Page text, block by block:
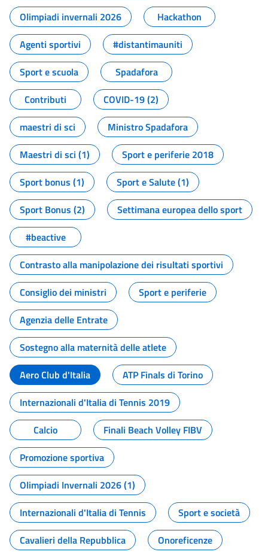
Olimpiadi invernali 2026
Hackathon
Agenti sportivi
#distantimauniti
Sport e scuola
Spadafora
Contributi
COVID-19 (2)
maestri di sci
Ministro Spadafora
Maestri di sci (1)
Sport e periferie 2018
Sport bonus (1)
Sport e Salute (1)
Sport Bonus (2)
Settimana europea dello sport
#beactive
Contrasto alla manipolazione dei risultati sportivi
Consiglio dei ministri
Sport e periferie
Agenzia delle Entrate
Sostegno alla maternità delle atlete
Aero Club d'Italia
ATP Finals di Torino
Internazionali d'Italia di Tennis 2019
Calcio
Finali Beach Volley FIBV
Promozione sportiva
Olimpiadi Invernali 2026 (1)
Internazionali d'Italia di Tennis
Sport e società
Cavalieri della Repubblica
Onoreficenze